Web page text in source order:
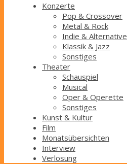
Konzerte
Pop & Crossover
Metal & Rock
Indie & Alternative
Klassik & Jazz
Sonstiges
Theater
Schauspiel
Musical
Oper & Operette
Sonstiges
Kunst & Kultur
Film
Monatsübersichten
Interview
Verlosung